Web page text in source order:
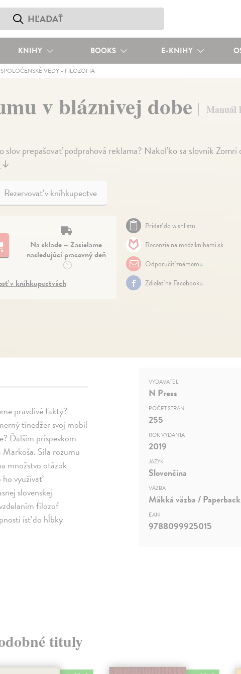
KNIHY BOOKS E-KNIHY
SPOLOČENSKÉ VEDY- FILOZOFIA
v bláznivej dobe Manuál
prepašovať podprahová reklama? Nakoľko sa slovník Zomri
↓
Rezervovať v kníhkupectve
Na sklade – Zasielame
nasledujúci pracovný deň
?
v kníhkupectvách
Pridať do wishlistu
Recenzia na medziknihami.sk
Odporučiť známemu
Zdielať na Facebooku
pravdivé fakty?
tínedžer svoj mobil
Ďalším príspevkom
Sila rozumu
množstvo otázok
využívať
slovenskej
filozof
ísť do hĺbky
VYDAVATEĽ
N Press
POČET STRÁN
255
ROK VYDANIA
2019
JAZYK
Slovenčina
VÄZBA
Mäkká väzba / Paperback
EAN
9788099925015
tituly